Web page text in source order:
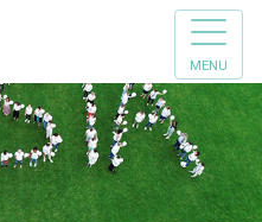
MENU